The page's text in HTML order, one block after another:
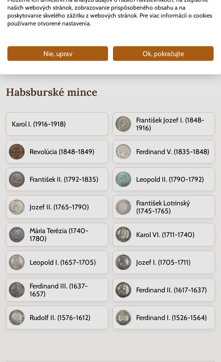
3.70 € 0.40 €
Habsburské mince
Karol I. (1916-1918)
František Jozef I. (1848-
1916)
Revolúcia (1848-1849) Ferdinand V. (1835-1848)
František II. (1792-1835) Leopold II. (1790-1792)
Jozef II. (1765-1790)
František Lotrinský
(1745-1765)
Mária Terézia (1740-
1780)
Karol VI. (1711-1740)
Leopold I. (1657-1705) Jozef I. (1705-1711)
Ferdinand III. (1637-
1657)
Ferdinand II. (1617-1637)
Rudolf II. (1576-1612) Ferdinand I. (1526-1564)
našich webových stránok, zobrazovanie prispôsobeného obsahu a na
poskytovanie skvelého zážitku z webových stránok. Pre viac informácií o cookies
používame otvorené nastavenia.
Nie, uprav Ok, pokračujte